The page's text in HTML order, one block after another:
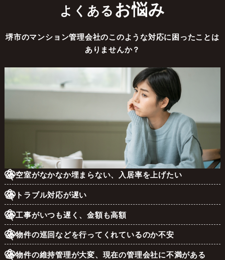
よくある お悩み
堺市のマンション管理会社のこのような対応に困ったことは
ありませんか？
空室がなかなか埋まらない、入居率を上げたい
トラブル対応が遅い
工事がいつも遅く、金額も高額
物件の巡回などを行ってくれているのか不安
物件の維持管理が大変、現在の管理会社に不満がある